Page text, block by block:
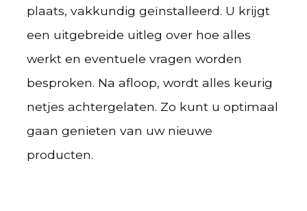
plaats, vakkundig geïnstalleerd. U krijgt
een uitgebreide uitleg over hoe alles
werkt en eventuele vragen worden
besproken. Na afloop, wordt alles keurig
netjes achtergelaten. Zo kunt u optimaal
gaan genieten van uw nieuwe
producten.